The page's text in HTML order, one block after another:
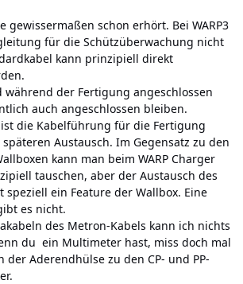
gewissermaßen schon erhört. Bei WARP3
für die Schützüberwachung nicht
kann prinzipiell direkt
während der Fertigung angeschlossen
auch angeschlossen bleiben.
die Kabelführung für die Fertigung
Austausch. Im Gegensatz zu den
kann man beim WARP Charger
tauschen, aber der Austausch des
speziell ein Feature der Wallbox. Eine
es nicht.
des Metron-Kabels kann ich nichts
du ein Multimeter hast, miss doch mal
der Aderendhülse zu den CP- und PP-